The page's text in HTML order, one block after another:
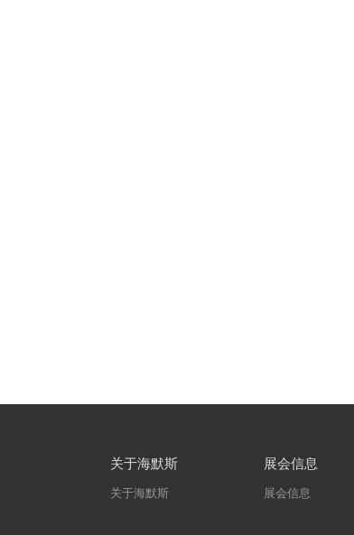
关于海默斯
关于海默斯
展会信息
展会信息